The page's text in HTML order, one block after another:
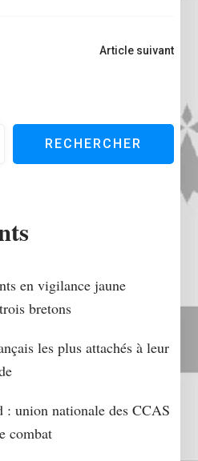
Article suivant
RECHERCHER
en vigilance jaune
bretons
les plus attachés à leur
: union nationale des CCAS
combat